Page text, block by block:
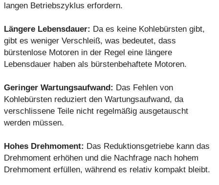
langen Betriebszyklus erfordern.
Längere Lebensdauer: Da es keine Kohlebürsten gibt,
gibt es weniger Verschleiß, was bedeutet, dass
bürstenlose Motoren in der Regel eine längere
Lebensdauer haben als bürstenbehaftete Motoren.
Geringer Wartungsaufwand: Das Fehlen von
Kohlebürsten reduziert den Wartungsaufwand, da
verschlissene Teile nicht regelmäßig ausgetauscht
werden müssen.
Hohes Drehmoment: Das Reduktionsgetriebe kann das
Drehmoment erhöhen und die Nachfrage nach hohem
Drehmoment erfüllen, während es relativ kompakt bleibt.